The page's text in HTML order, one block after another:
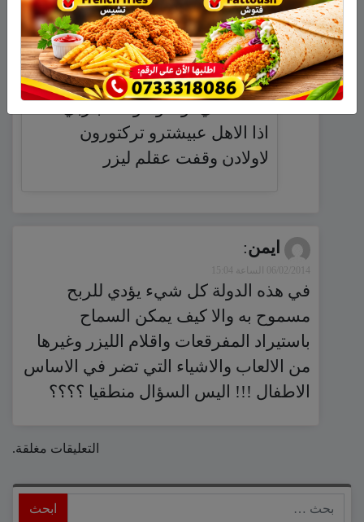
06/02/2014 الساعة 14:32
قبل التوجه للمدرسه لازم التوجه
للاهل المسئولين عن سلامت
اولادهم لاكن للاسف هذه الايام ما
حدا فاظي لولادو الولاد عبتربي حالا
اذا الاهل عبيشترو تركتورون
لاولادن وقفت عقلم ليزر
ايمن:
06/02/2014 الساعة 15:04
في هذه الدولة كل شيء يؤدي للربح
مسموح به والا كيف يمكن السماح
باستيراد المفرقعات واقلام الليزر وغيرها
من الالعاب والاشياء التي تضر في الاساس
الاطفال !!! اليس السؤال منطقيا ؟؟؟؟
التعليقات مغلقة.